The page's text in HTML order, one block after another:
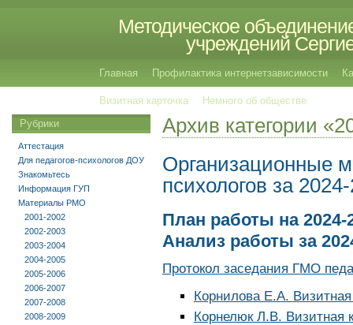
Методическое
учреждений
Главная Профилактика интернетзависимости
Визитная карточка Немного об обществе
Архив категории
Организационные
психологов за
План работы на
Анализ работы за
Протокол заседания ГМО
Корнилова Е.А.
Корнелюк Л.В. Визитная
Рубрики
Аттестация
Для педагогов-психологов ДОУ
Знакомьтесь
Информация ГУП
Материалы РМО
2001-2002
2002-2003
2003-2004
2004-2005
2005-2006
2006-2007
2007-2008
2008-2009